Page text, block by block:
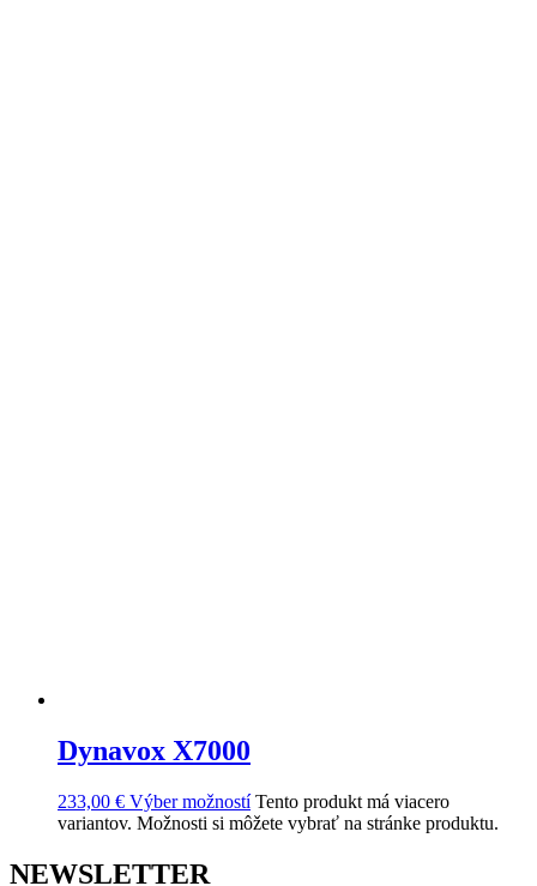
Dynavox X7000
233,00 € Výber možností Tento produkt má viacero
variantov. Možnosti si môžete vybrať na stránke produktu.
NEWSLETTER